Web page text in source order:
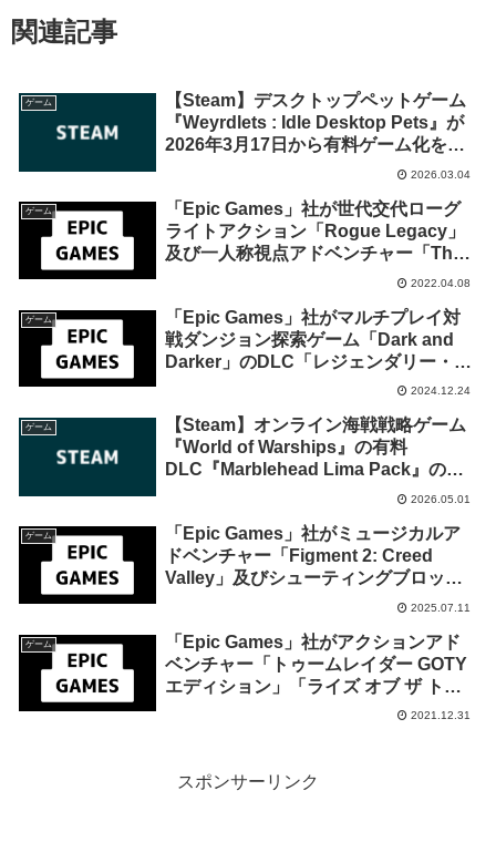
関連記事
ゲーム
【Steam】デスクトップペットゲーム
『Weyrdlets : Idle Desktop Pets』が
2026年3月17日から有料ゲーム化を発
表。ライブラリ登録でずっと遊べる
2026.03.04
ゲーム
「Epic Games」社が世代交代ローグ
ライトアクション「Rogue Legacy」
及び一人称視点アドベンチャー「The
Vanishing of Ethan Carter」を来週
無料配布を開始！
2022.04.08
ゲーム
「Epic Games」社がマルチプレイ対
戦ダンジョン探索ゲーム「Dark and
Darker」のDLC「レジェンダリー・ス
テータス」を明日2024年12月25日午前
2024.12.24
ゲーム
【Steam】オンライン海戦戦略ゲーム
『World of Warships』の有料
DLC『Marblehead Lima Pack』の無
料配布が2026年5月8日午前2時までの
2026.05.01
ゲーム
「Epic Games」社がミュージカルア
ドベンチャー「Figment 2: Creed
Valley」及びシューティングブロック
崩し「Sky Racket」を来週2025年7月
始！
2025.07.11
ゲーム
「Epic Games」社がアクションアド
ベンチャー「トゥームレイダー GOTY
エディション」「ライズ オブ ザ トゥ
ームレイダー：20 Year Celebration」
週2022年1月7日午前1時までの1週間限
定で無料配布を開始！
2021.12.31
スポンサーリンク